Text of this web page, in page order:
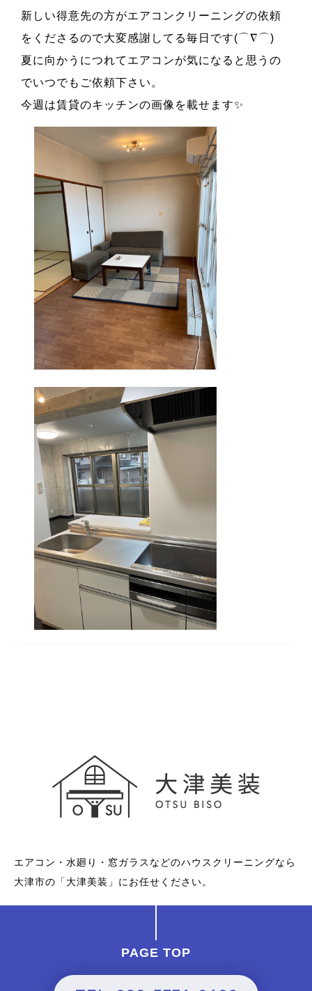
新しい得意先の方がエアコンクリーニングの依頼
をくださるので大変感謝してる毎日です(⌒∇⌒)
夏に向かうにつれてエアコンが気になると思うの
でいつでもご依頼下さい。
今週は賃貸のキッチンの画像を載せます✨
エアコン・水廻り・窓ガラスなどのハウスクリーニングなら
大津市の「大津美装」にお任せください。
PAGE TOP